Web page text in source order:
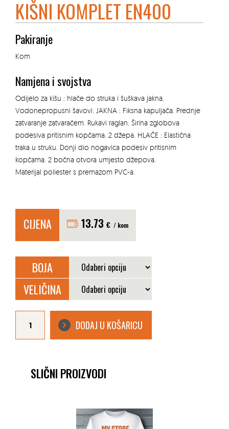
KIŠNI KOMPLET EN400
Pakiranje
Kom
Namjena i svojstva
Odijelo za kišu : hlače do struka i šuškava jakna.
Vodonepropusni šavovi. JAKNA : Fiksna kapuljača. Prednje
zatvaranje zatvaračem. Rukavi raglan. Širina zglobova
podesiva pritisnim kopčama. 2 džepa. HLAČE : Elastična
traka u struku. Donji dio nogavica podesiv pritisnim
kopčama. 2 bočna otvora umjesto džepova.
Materijal poliester s premazom PVC-a.
CIJENA 13.73 € / kom
BOJA
VELIČINA
KIŠNI
EN400
količina
DODAJ U KOŠARICU
SLIČNI PROIZVODI